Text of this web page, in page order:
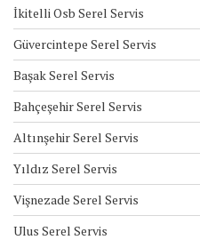
İkitelli Osb Serel Servis
Güvercintepe Serel Servis
Başak Serel Servis
Bahçeşehir Serel Servis
Altınşehir Serel Servis
Yıldız Serel Servis
Vişnezade Serel Servis
Ulus Serel Servis